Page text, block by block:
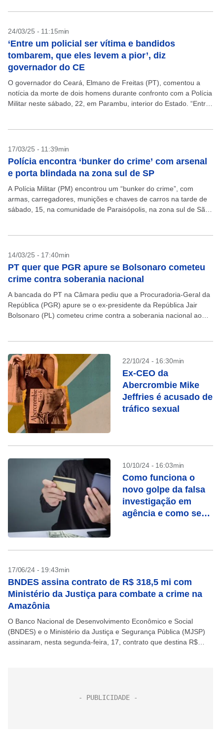
24/03/25 - 11:15min
‘Entre um policial ser vítima e bandidos
tombarem, que eles levem a pior’, diz
governador do CE
O governador do Ceará, Elmano de Freitas (PT), comentou a
notícia da morte de dois homens durante confronto com a Polícia
Militar neste sábado, 22, em Parambu, interior do Estado. “Entre
17/03/25 - 11:39min
Polícia encontra ‘bunker do crime’ com arsenal
e porta blindada na zona sul de SP
A Polícia Militar (PM) encontrou um “bunker do crime”, com
armas, carregadores, munições e chaves de carros na tarde de
sábado, 15, na comunidade de Paraisópolis, na zona sul de São
14/03/25 - 17:40min
PT quer que PGR apure se Bolsonaro cometeu
crime contra soberania nacional
A bancada do PT na Câmara pediu que a Procuradoria-Geral da
República (PGR) apure se o ex-presidente da República Jair
Bolsonaro (PL) cometeu crime contra a soberania nacional ao
22/10/24 - 16:30min
Ex-CEO da
Abercrombie Mike
Jeffries é acusado de
tráfico sexual
10/10/24 - 16:03min
Como funciona o
novo golpe da falsa
investigação em
agência e como se
17/06/24 - 19:43min
BNDES assina contrato de R$ 318,5 mi com
Ministério da Justiça para combate a crime na
Amazônia
O Banco Nacional de Desenvolvimento Econômico e Social
(BNDES) e o Ministério da Justiça e Segurança Pública (MJSP)
assinaram, nesta segunda-feira, 17, contrato que destina R$